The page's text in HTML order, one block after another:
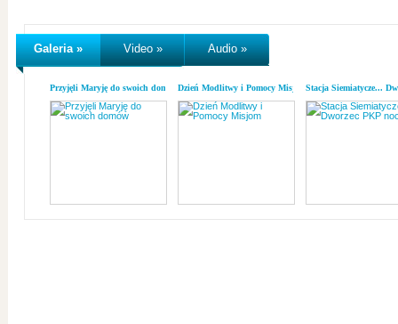
Galeria » Video » Audio »
Przyjęli Maryję do swoich domówDzień Modlitwy i Pomocy MisjomStacja Siemiatycze...